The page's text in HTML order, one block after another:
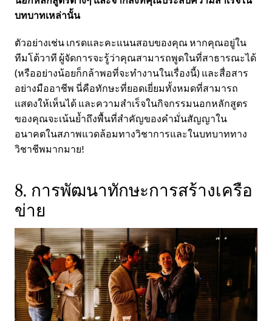
บทบาทเหล่านั้น
ตัวอย่างเช่น เกรดและคะแนนสอบของคุณ หากคุณอยู่ใน
ทีมโต้วาที ผู้จัดการจะรู้ว่าคุณสามารถพูดในที่สาธารณะได้
(หรืออย่างน้อยก็กล้าพอที่จะทำงานในเรื่องนี้) และสื่อสาร
อย่างมืออาชีพ นี่คือทักษะที่ยอดเยี่ยมทั้งหมดที่สามารถ
แสดงให้เห็นได้ และความสำเร็จในกิจกรรมนอกหลักสูตร
ของคุณจะเน้นย้ำถึงพื้นที่สำคัญของคำมั่นสัญญาใน
อนาคตในสภาพแวดล้อมทางวิชาการและในบทบาททาง
วิชาชีพมากมาย!
8. การพัฒนาทักษะการสร้างเครือ
ข่าย